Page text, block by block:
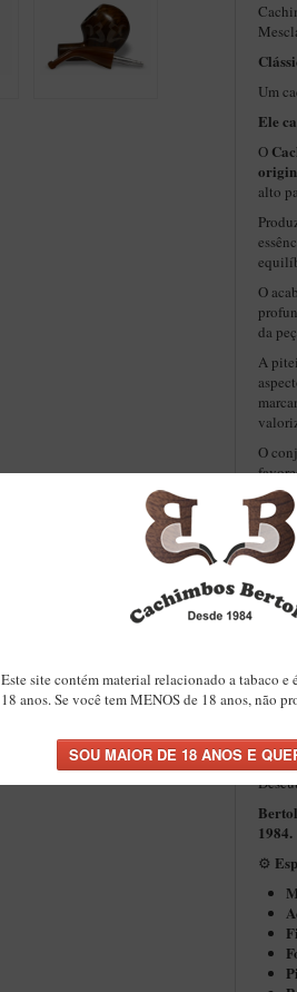
Um
Ele
O
alto
O
da
A
O
mais
O
e
Sem
Mais
valor
1984.
⚙️
Este site contém material relacionado a tabaco e
18 anos. Se você tem MENOS de 18 anos, não